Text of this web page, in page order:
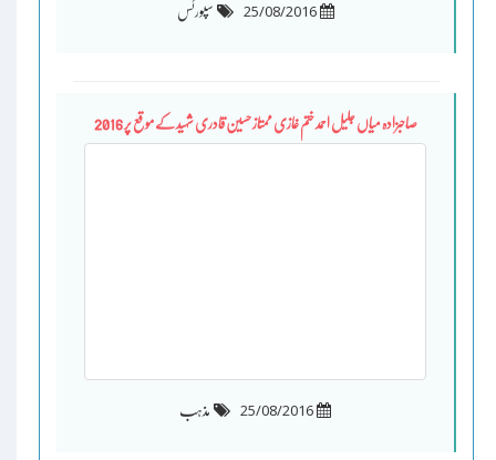
25/08/2016 سپورٹس
صاحبزادہ میاں جلیل احمد ختم غازی ممتاز حسین قادری شہید کے موقع پر 2016
25/08/2016 مذہب